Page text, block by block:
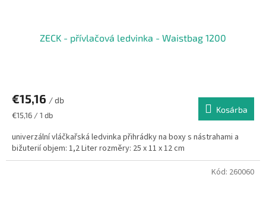
ZECK - přívlačová ledvinka - Waistbag 1200
€15,16 / db
Egységár:
€15,16 / 1 db
Kosárba
univerzální vláčkařská ledvinka přihrádky na boxy s nástrahami a
bižuterií objem: 1,2 Liter rozměry: 25 x 11 x 12 cm
Kód: 260060